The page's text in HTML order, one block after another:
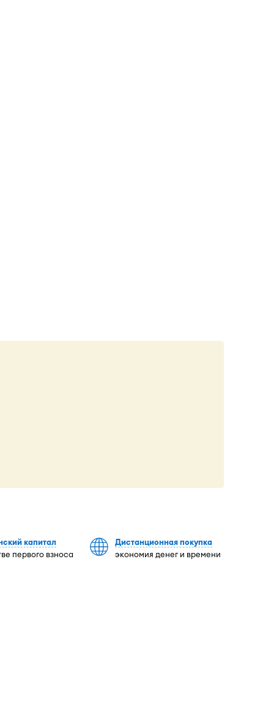
капитал
первого взноса
Дистанционная покупка
экономия денег и времени